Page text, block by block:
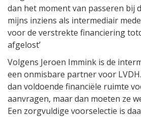
dan het moment van passeren bij
mijns inziens als intermediair
voor de verstrekte financiering
afgelost’
Volgens Jeroen Immink is de
een onmisbare partner voor
dan voldoende financiële ruimte
aanvragen, maar dan moeten ze
Een zorgvuldige voorselectie is